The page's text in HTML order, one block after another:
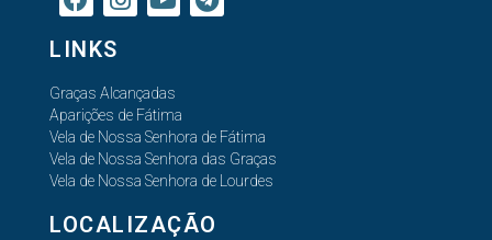
LINKS
Graças Alcançadas
Aparições de Fátima
Vela de Nossa Senhora de Fátima
Vela de Nossa Senhora das Graças
Vela de Nossa Senhora de Lourdes
LOCALIZAÇÃO